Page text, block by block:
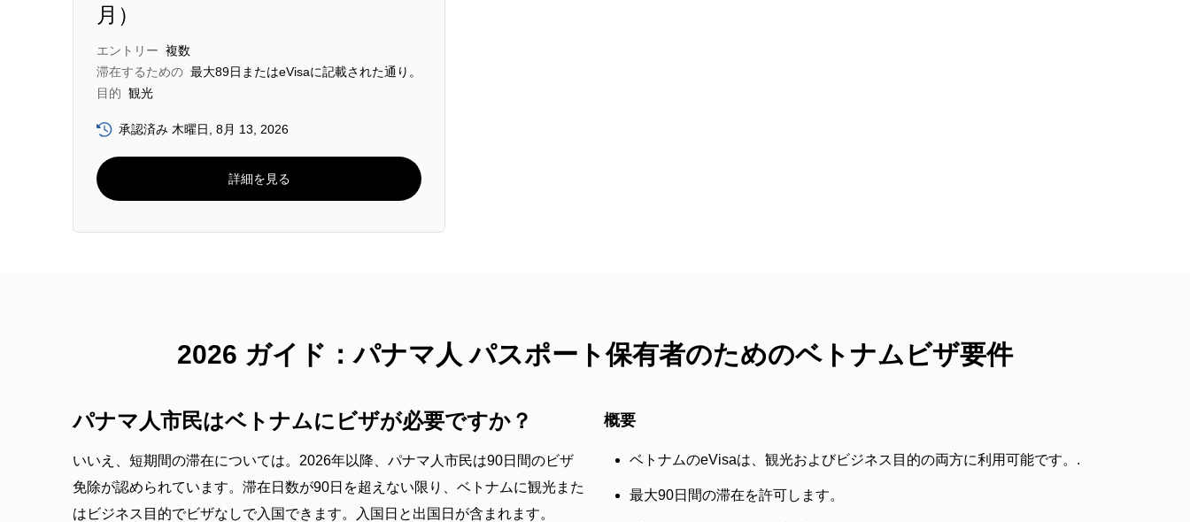
月）
エントリー 複数
滞在するための 最大89日またはeVisaに記載された通り。
目的 観光
承認済み 木曜日, 8月 13, 2026
詳細を見る
2026 ガイド：パナマ人 パスポート保有者のためのベトナムビザ要件
パナマ人市民はベトナムにビザが必要ですか？
いいえ、短期間の滞在については。2026年以降、パナマ人市民は90日間のビザ
免除が認められています。滞在日数が90日を超えない限り、ベトナムに観光また
はビジネス目的でビザなしで入国できます。入国日と出国日が含まれます。
概要
ベトナムのeVisaは、観光およびビジネス目的の両方に利用可能です。.
最大90日間の滞在を許可します。